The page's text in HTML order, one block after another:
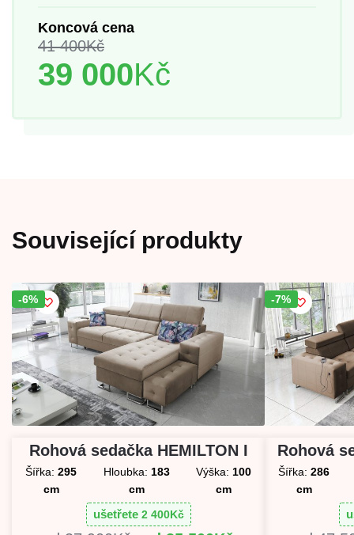
Koncová cena
41 400Kč
39 000Kč
Související produkty
Sleva!
-6%
Rohová sedačka HEMILTON I
Šířka: 295
cm
Hloubka: 183
cm
Výška: 100
cm
ušetřete 2 400Kč
Sleva!
-7%
Rohová
Šířka: 286
cm